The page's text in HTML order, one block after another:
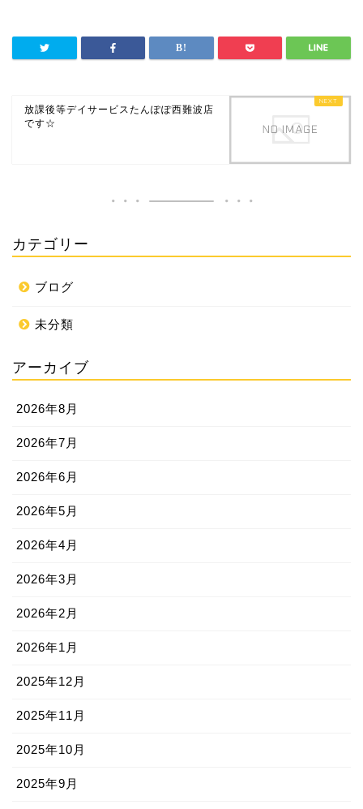
放課後等デイサービスたんぽぽ西難波店
です☆
カテゴリー
ブログ
未分類
アーカイブ
2026年8月
2026年7月
2026年6月
2026年5月
2026年4月
2026年3月
2026年2月
2026年1月
2025年12月
2025年11月
2025年10月
2025年9月